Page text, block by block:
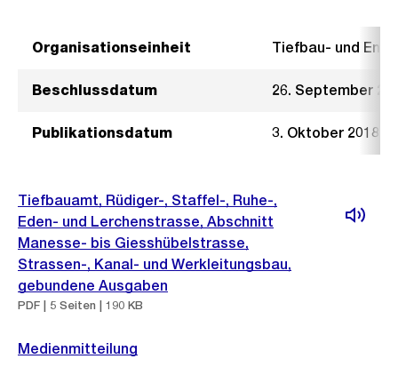
Organisationseinheit Tiefbau- und
Beschlussdatum 26. September
Publikationsdatum 3. Oktober 2018
Tiefbauamt, Rüdiger-, Staffel-, Ruhe-,
Eden- und Lerchenstrasse, Abschnitt
Manesse- bis Giesshübelstrasse,
Strassen-, Kanal- und Werkleitungsbau,
gebundene Ausgaben
PDF | 5 Seiten | 190 KB
Medienmitteilung